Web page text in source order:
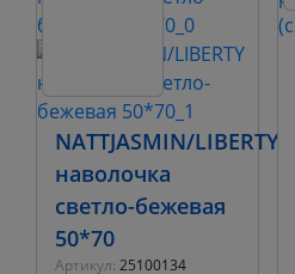
NATTJASMIN/LIBERTY
наволочка
светло-бежевая
50*70
Артикул: 25100134